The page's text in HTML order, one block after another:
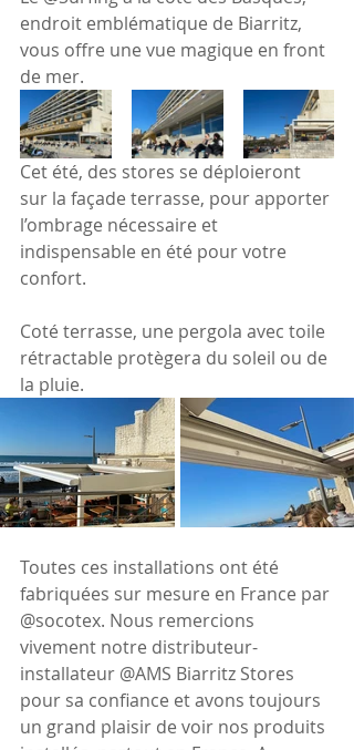
endroit emblématique de Biarritz,
vous offre une vue magique en front
de mer.
Cet été, des stores se déploieront
sur la façade terrasse, pour apporter
l’ombrage nécessaire et
indispensable en été pour votre
confort.
Coté terrasse, une pergola avec toile
rétractable protègera du soleil ou de
la pluie.
Toutes ces installations ont été
fabriquées sur mesure en France par
@socotex. Nous remercions
vivement notre distributeur-
installateur @AMS Biarritz Stores
pour sa confiance et avons toujours
un grand plaisir de voir nos produits